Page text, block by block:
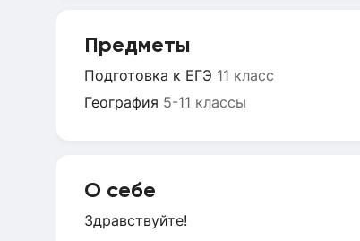
Предметы
Подготовка к ЕГЭ 11 класс
География 5-11 классы
О себе
Здравствуйте!